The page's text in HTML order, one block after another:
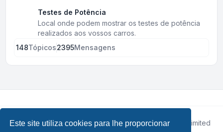
Este site utiliza cookies para lhe proporcionar
Testes de Potência
Local onde podem mostrar os testes de potência
realizados aos vossos carros.
148Tópicos2395Mensagens
Desenvolvido porphpBB® Forum Software © phpBB Limited